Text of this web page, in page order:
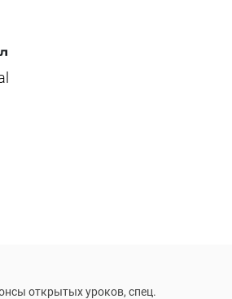
открытых уроков, спец.